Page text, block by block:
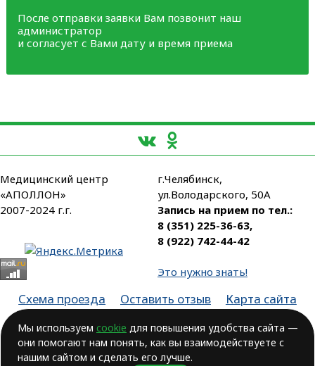
После отправки заявки Вам позвонит наш
администратор
и согласует с Вами дату и время приема
Медицинский центр
«АПОЛЛОН»
2007-2024 г.г.
г.Челябинск,
ул.Володарского, 50А
Запись на прием по тел.:
8 (351) 225-36-63,
8 (922) 742-44-42
Это нужно знать!
Схема проезда Оставить отзыв
Карта сайта
Лицензия № ЛО-74-01-003806, от 14.10.2016, выдана Министерством
здравоохранения Челябинской области
Мы используем cookie для повышения удобства сайта —
они помогают нам понять, как вы взаимодействуете с
нашим сайтом и сделать его лучше.